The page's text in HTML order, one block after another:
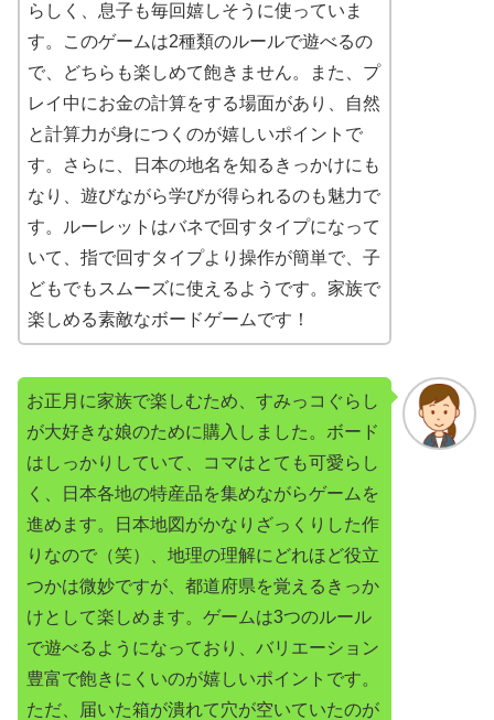
らしく、息子も毎回嬉しそうに使っていま
す。このゲームは2種類のルールで遊べるの
で、どちらも楽しめて飽きません。また、プ
レイ中にお金の計算をする場面があり、自然
と計算力が身につくのが嬉しいポイントで
す。さらに、日本の地名を知るきっかけにも
なり、遊びながら学びが得られるのも魅力で
す。ルーレットはバネで回すタイプになって
いて、指で回すタイプより操作が簡単で、子
どもでもスムーズに使えるようです。家族で
楽しめる素敵なボードゲームです！
お正月に家族で楽しむため、すみっコぐらし
が大好きな娘のために購入しました。ボード
はしっかりしていて、コマはとても可愛らし
く、日本各地の特産品を集めながらゲームを
進めます。日本地図がかなりざっくりした作
りなので（笑）、地理の理解にどれほど役立
つかは微妙ですが、都道府県を覚えるきっか
けとして楽しめます。ゲームは3つのルール
で遊べるようになっており、バリエーション
豊富で飽きにくいのが嬉しいポイントです。
ただ、届いた箱が潰れて穴が空いていたのが